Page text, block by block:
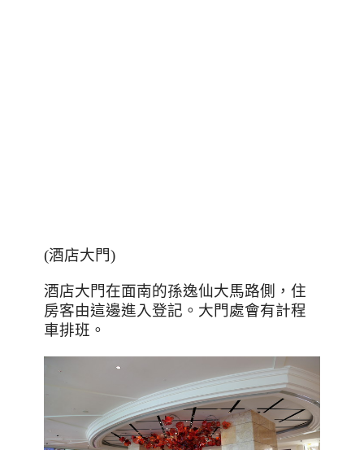
(酒店大門)
酒店大門在面南的孫逸仙大馬路側，住
房客由這邊進入登記。大門處會有計程
車排班。